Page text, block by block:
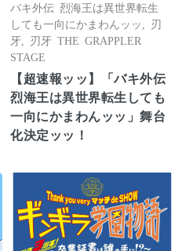
バキ外伝 烈海王は異世界転生
しても一向にかまわんッッ
刃
牙
刃牙 THE GRAPPLER
STAGE
【超速報ッッ】「バキ外伝
烈海王は異世界転生しても
一向にかまわんッッ」舞台
化決定ッッ！